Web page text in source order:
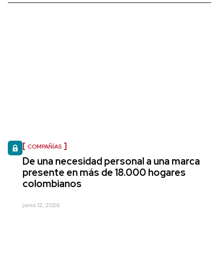
COMPAÑÍAS
De una necesidad personal a una marca
presente en más de 18.000 hogares
colombianos
junio 12, 2026